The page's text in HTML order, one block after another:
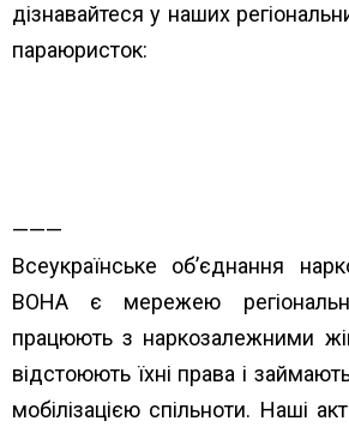
дізнавайтеся у наших
параюристок:
———
Всеукраїнське об’єднання
ВОНА є мережею
працюють з наркозалежними
відстоюють їхні права і
мобілізацією спільноти. Наші